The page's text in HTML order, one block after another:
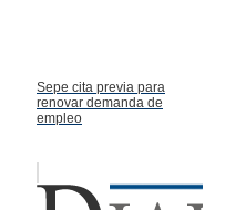
Sepe cita previa para
renovar demanda de
empleo